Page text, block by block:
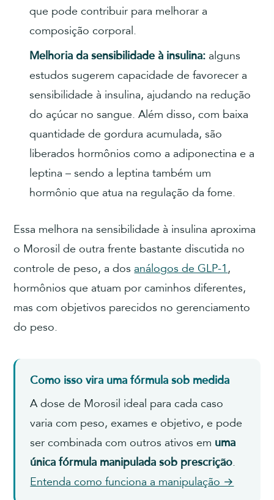
que pode contribuir para melhorar a
composição corporal.
Melhoria da sensibilidade à insulina: alguns
estudos sugerem capacidade de favorecer a
sensibilidade à insulina, ajudando na redução
do açúcar no sangue. Além disso, com baixa
quantidade de gordura acumulada, são
liberados hormônios como a adiponectina e a
leptina – sendo a leptina também um
hormônio que atua na regulação da fome.
Essa melhora na sensibilidade à insulina aproxima
o Morosil de outra frente bastante discutida no
controle de peso, a dos análogos de GLP-1 ,
hormônios que atuam por caminhos diferentes,
mas com objetivos parecidos no gerenciamento
do peso.
Como isso vira uma fórmula sob medida
A dose de Morosil ideal para cada caso
varia com peso, exames e objetivo, e pode
ser combinada com outros ativos em uma
única fórmula manipulada sob prescrição.
Entenda como funciona a manipulação →